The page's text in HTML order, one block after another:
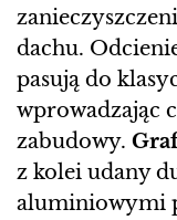
dachu.
pasują do
wprowadzając
zabudowy.
z kolei udany
aluminiowymi